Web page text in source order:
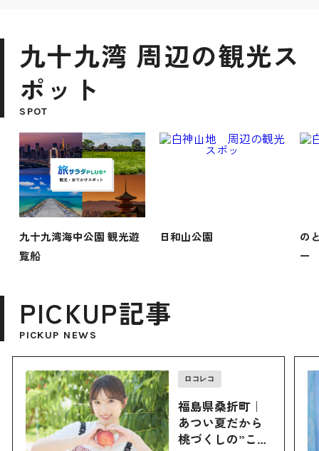
九十九湾 周辺の観光ス
ポット
SPOT
九十九湾海中公園 観光遊
覧船
日和山公園
の
ー
PICKUP記事
PICKUP NEWS
ロコレコ
福島県桑折町｜
あつい夏だから
桃づくしの”こお